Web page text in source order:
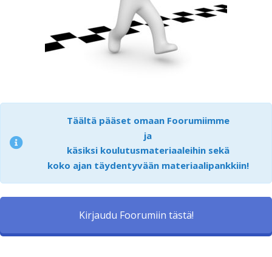
Täältä pääset omaan Foorumiimme
ja
käsiksi koulutusmateriaaleihin sekä
koko ajan täydentyvään materiaalipankkiin!
Kirjaudu Foorumiin tästä!